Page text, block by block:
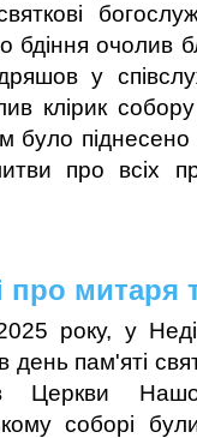
бдіння очолив
у
клірик
було піднесено
про всіх
про митаря
року, у
день пам'яті
Церкви
соборі